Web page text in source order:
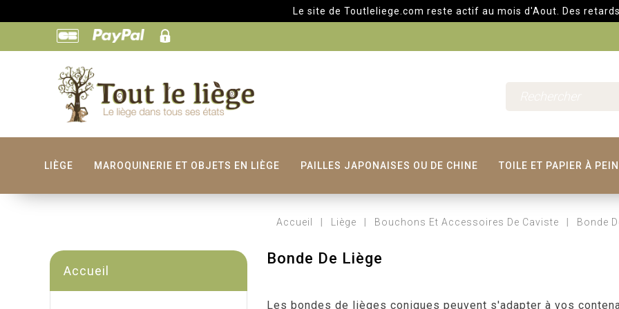
Le site de Toutleliege.com reste actif au mois d'Aout. Des retards
LIÈGE MAROQUINERIE ET OBJETS EN LIÈGE PAILLES JAPONAISES OU DE CHINE TOILE ET PAPIER À
Accueil Liège Bouchons Et Accessoires De Caviste Bonde
Accueil
Bonde De Liège
Les bondes de lièges coniques peuvent s'adapter à vos